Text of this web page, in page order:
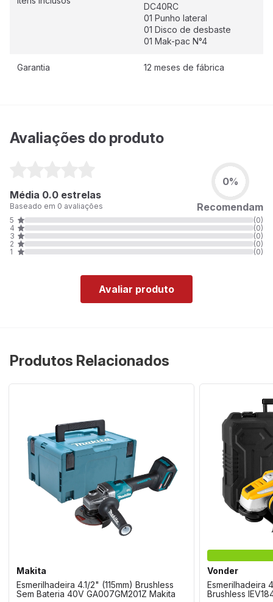
DC40RC
01 Punho lateral
01 Disco de desbaste
01 Mak-pac N°4
Garantia 12 meses de fábrica
Avaliações do produto
Média 0.0 estrelas
Baseado em 0 avaliações
0%
Recomendam
5
(0)
4
(0)
3
(0)
2
(0)
1
(0)
Avaliar produto
Produtos Relacionados
Makita
Esmerilhadeira 4.1/2" (115mm) Brushless
Sem Bateria 40V GA007GM201Z Makita
Vonder
Esmerilhadeira
Brushless